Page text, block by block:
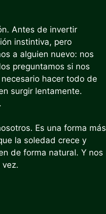
Antes de invertir
instintiva, pero
a alguien nuevo: nos
preguntamos si nos
hacer todo de
surgir lentamente.
Es una forma más
la soledad crece y
de forma natural. Y nos
vez.